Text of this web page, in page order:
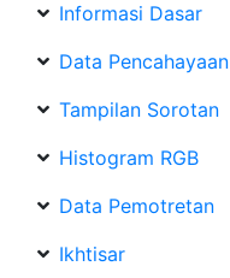
Informasi Dasar
Data Pencahayaan
Tampilan Sorotan
Histogram RGB
Data Pemotretan
Ikhtisar